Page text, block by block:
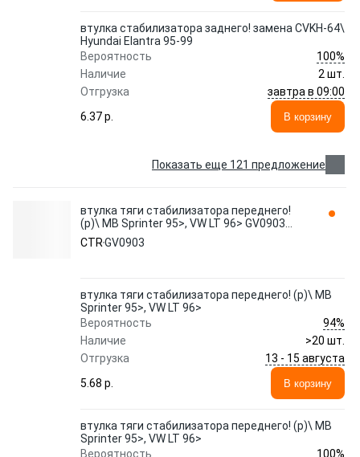
втулка стабилизатора заднего! замена CVKH-64\
Hyundai Elantra 95-99
Вероятность
100%
Наличие
2 шт.
Отгрузка
завтра в 09:00
6.37 p.
В корзину
Показать еще 121 предложение
втулка тяги стабилизатора переднего!
(р)\ MB Sprinter 95>, VW LT 96> GV0903
CTR
CTRGV0903
втулка тяги стабилизатора переднего! (р)\ MB
Sprinter 95>, VW LT 96>
Вероятность
94%
Наличие
>20 шт.
Отгрузка
13 - 15 августа
5.68 p.
В корзину
втулка тяги стабилизатора переднего! (р)\ MB
Sprinter 95>, VW LT 96>
Вероятность
100%